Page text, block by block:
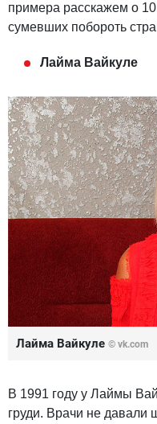
примера расскажем о
сумевших побороть
Лайма Вайкуле
Лайма Вайкуле © vk.com
В 1991 году у Лаймы
груди. Врачи не